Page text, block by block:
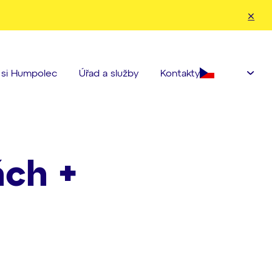
a dolů pro kontrolu a enter pro přechod na požadovanou
Humpolec Úřad a služby Kontakty Čeština‎
+